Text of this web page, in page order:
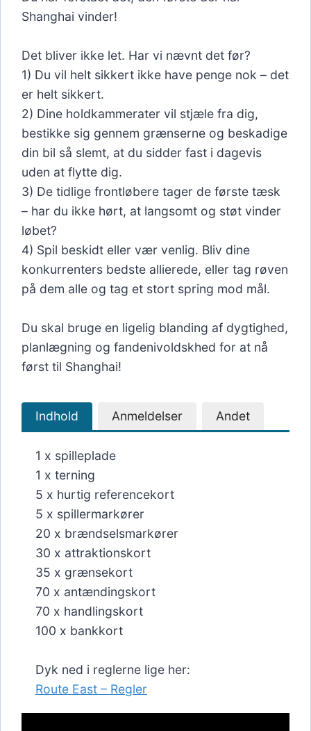
Shanghai vinder!
Det bliver ikke let. Har vi nævnt det før?
1) Du vil helt sikkert ikke have penge nok – det
er helt sikkert.
2) Dine holdkammerater vil stjæle fra dig,
bestikke sig gennem grænserne og beskadige
din bil så slemt, at du sidder fast i dagevis
uden at flytte dig.
3) De tidlige frontløbere tager de første tæsk
– har du ikke hørt, at langsomt og støt vinder
løbet?
4) Spil beskidt eller vær venlig. Bliv dine
konkurrenters bedste allierede, eller tag røven
på dem alle og tag et stort spring mod mål.
Du skal bruge en ligelig blanding af dygtighed,
planlægning og fandenivoldskhed for at nå
først til Shanghai!
Indhold Anmeldelser Andet
1 x spilleplade
1 x terning
5 x hurtig referencekort
5 x spillermarkører
20 x brændselsmarkører
30 x attraktionskort
35 x grænsekort
70 x antændingskort
70 x handlingskort
100 x bankkort
Dyk ned i reglerne lige her:
Route East – Regler